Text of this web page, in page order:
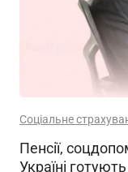
Соціальне
Пенсії,
Україні